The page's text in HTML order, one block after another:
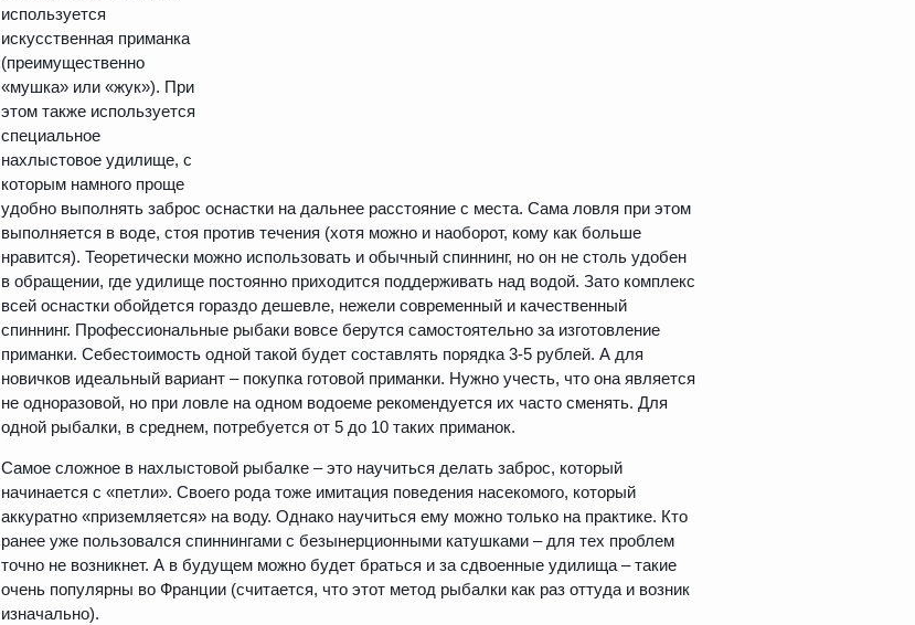
используется
искусственная приманка
(преимущественно
«мушка» или «жук»). При
этом также используется
специальное
нахлыстовое удилище, с
которым намного проще
удобно выполнять заброс оснастки на дальнее расстояние с места. Сама ловля при этом
выполняется в воде, стоя против течения (хотя можно и наоборот, кому как больше
нравится). Теоретически можно использовать и обычный спиннинг, но он не столь удобен
в обращении, где удилище постоянно приходится поддерживать над водой. Зато комплекс
всей оснастки обойдется гораздо дешевле, нежели современный и качественный
спиннинг. Профессиональные рыбаки вовсе берутся самостоятельно за изготовление
приманки. Себестоимость одной такой будет составлять порядка 3-5 рублей. А для
новичков идеальный вариант – покупка готовой приманки. Нужно учесть, что она является
не одноразовой, но при ловле на одном водоеме рекомендуется их часто сменять. Для
одной рыбалки, в среднем, потребуется от 5 до 10 таких приманок.
Самое сложное в нахлыстовой рыбалке – это научиться делать заброс, который
начинается с «петли». Своего рода тоже имитация поведения насекомого, который
аккуратно «приземляется» на воду. Однако научиться ему можно только на практике. Кто
ранее уже пользовался спиннингами с безынерционными катушками – для тех проблем
точно не возникнет. А в будущем можно будет браться и за сдвоенные удилища – такие
очень популярны во Франции (считается, что этот метод рыбалки как раз оттуда и возник
изначально).